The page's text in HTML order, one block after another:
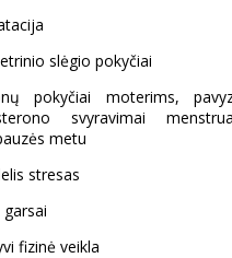
slėgio pokyčiai
pokyčiai moterims,
svyravimai
metu
stresas
garsai
fizinė veikla